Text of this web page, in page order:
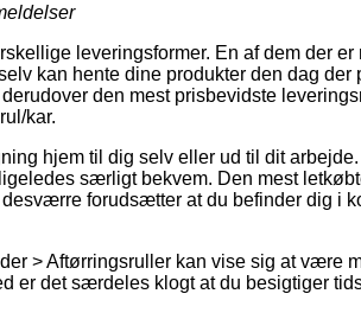
leveringsformer. En af dem der
kan hente dine produkter den dag der
den mest prisbevidste
kar.
hjem til dig selv eller ud til dit
særligt bekvem. Den mest
forudsætter at du befinder dig i
> Aftørringsruller kan vise sig at være
er det særdeles klogt at du besigtiger